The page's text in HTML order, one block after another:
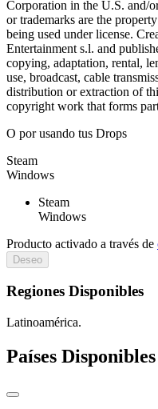
Corporation in the U.S. and/
or trademarks are the
being used under license.
Entertainment s.l. and
copying, adaptation, rental,
use, broadcast, cable
distribution or extraction of
copyright work that forms
O porusando tus Drops
Steam
Windows
Steam
Windows
Producto activado a través de
Deseo
Regiones Disponibles
Latinoamérica.
Países Disponibles